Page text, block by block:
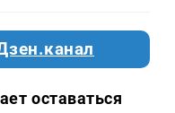
оставаться